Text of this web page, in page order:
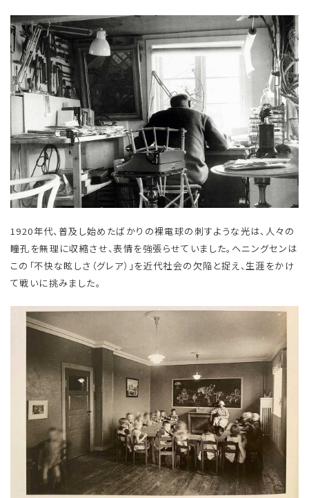
1920年代、普及し始めたばかりの裸電球の刺すような光は、人々の
瞳孔を無理に収縮させ、表情を強張らせていました。ヘニングセンは
この「不快な眩しさ（グレア）」を近代社会の欠陥と捉え、生涯をかけ
て戦いに挑みました。